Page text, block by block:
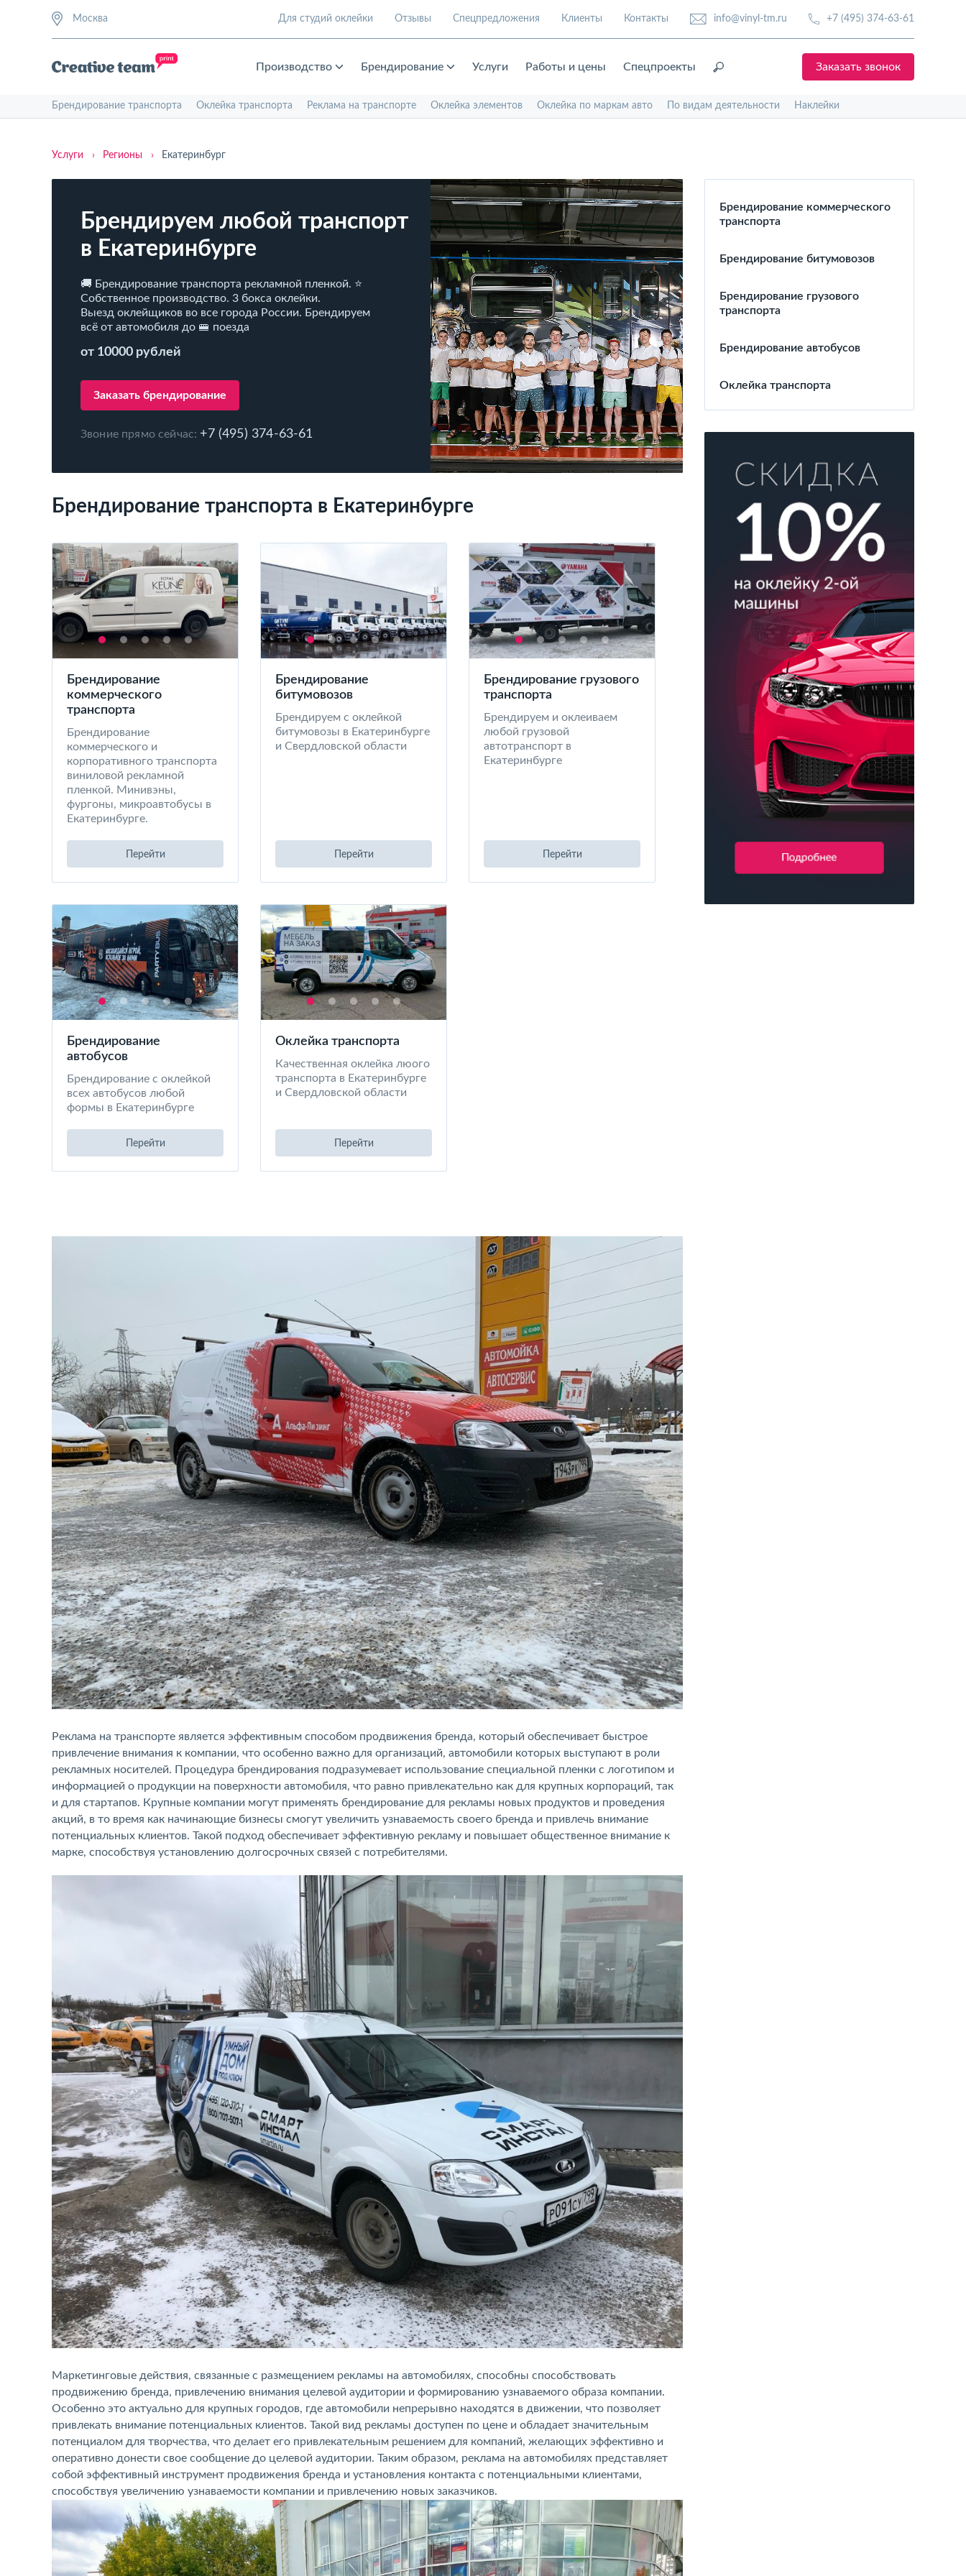
Москва Для студий оклейки Отзывы Спецпредложения Клиенты Контакты info@vinyl-tm.ru +7 (495) 374-63-61
Производство Брендирование Услуги Работы и цены Спецпроекты Заказать звонок
Брендирование транспорта Оклейка транспорта Реклама на транспорте Оклейка элементов Оклейка по маркам авто По видам деятельности Наклейки
Услуги › Регионы › Екатеринбург
Брендируем любой транспорт
в Екатеринбурге
🚚 Брендирование транспорта рекламной пленкой. ⭐
Собственное производство. 3 бокса оклейки.
Выезд оклейщиков во все города России. Брендируем
всё от автомобиля до 🚝 поезда
от 10000 рублей
Заказать брендирование
Звоние прямо сейчас: +7 (495) 374-63-61
Брендирование транспорта в Екатеринбурге
Брендирование
коммерческого
транспорта
Брендирование
коммерческого и
корпоративного транспорта
виниловой рекламной
пленкой. Минивэны,
фургоны, микроавтобусы в
Екатеринбурге.
Перейти
Брендирование
битумовозов
Брендируем с оклейкой
битумовозы в Екатеринбурге
и Свердловской области
Перейти
Брендирование грузового
транспорта
Брендируем и оклеиваем
любой грузовой
автотранспорт в
Екатеринбурге
Перейти
Брендирование
автобусов
Брендирование с оклейкой
всех автобусов любой
формы в Екатеринбурге
Перейти
Оклейка транспорта
Качественная оклейка люого
транспорта в Екатеринбурге
и Свердловской области
Перейти
Реклама на транспорте является эффективным способом продвижения бренда, который обеспечивает быстрое
привлечение внимания к компании, что особенно важно для организаций, автомобили которых выступают в роли
рекламных носителей. Процедура брендирования подразумевает использование специальной пленки с логотипом и
информацией о продукции на поверхности автомобиля, что равно привлекательно как для крупных корпораций, так
и для стартапов. Крупные компании могут применять брендирование для рекламы новых продуктов и проведения
акций, в то время как начинающие бизнесы смогут увеличить узнаваемость своего бренда и привлечь внимание
потенциальных клиентов. Такой подход обеспечивает эффективную рекламу и повышает общественное внимание к
марке, способствуя установлению долгосрочных связей с потребителями.
Маркетинговые действия, связанные с размещением рекламы на автомобилях, способны способствовать
продвижению бренда, привлечению внимания целевой аудитории и формированию узнаваемого образа компании.
Особенно это актуально для крупных городов, где автомобили непрерывно находятся в движении, что позволяет
привлекать внимание потенциальных клиентов. Такой вид рекламы доступен по цене и обладает значительным
потенциалом для творчества, что делает его привлекательным решением для компаний, желающих эффективно и
оперативно донести свое сообщение до целевой аудитории. Таким образом, реклама на автомобилях представляет
собой эффективный инструмент продвижения бренда и установления контакта с потенциальными клиентами,
способствуя увеличению узнаваемости компании и привлечению новых заказчиков.
Брендирование коммерческого
транспорта
Брендирование битумовозов
Брендирование грузового
транспорта
Брендирование автобусов
Оклейка транспорта